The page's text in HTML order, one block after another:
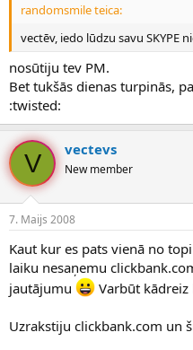
randomsmile teica:
vectēv, iedo lūdzu savu SKYPE
nosūtiju tev PM.
Bet tukšās dienas turpinās,
:twisted:
V vectevs
New member
7. Maijs 2008
Kaut kur es pats vienā no
laiku nesaņemu
jautājumu
Varbūt kādreiz
Uzrakstiju clickbank.com un